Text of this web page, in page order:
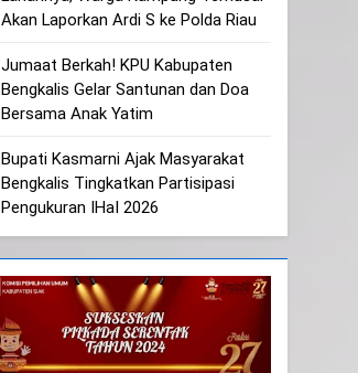
Akan Laporkan Ardi S ke Polda Riau
Jumaat Berkah! KPU Kabupaten
Bengkalis Gelar Santunan dan Doa
Bersama Anak Yatim
Bupati Kasmarni Ajak Masyarakat
Bengkalis Tingkatkan Partisipasi
Pengukuran IHaI 2026